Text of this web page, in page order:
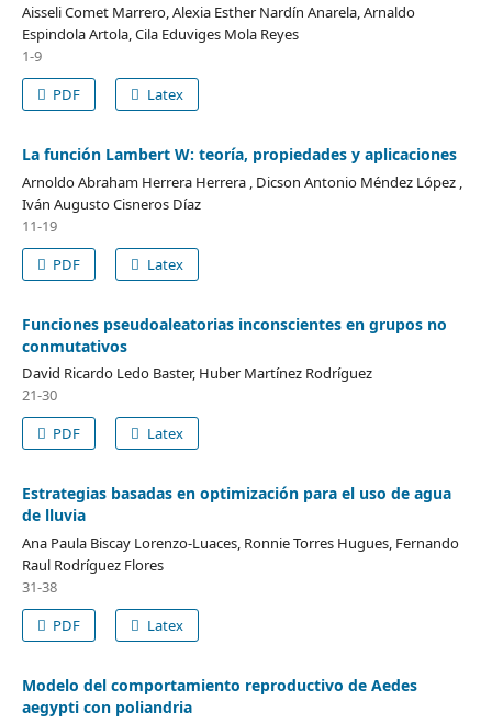
Aisseli Comet Marrero, Alexia Esther Nardín Anarela, Arnaldo
Espindola Artola, Cila Eduviges Mola Reyes
1-9
PDF
Latex
La función Lambert W: teoría, propiedades y aplicaciones
Arnoldo Abraham Herrera Herrera , Dicson Antonio Méndez López ,
Iván Augusto Cisneros Díaz
11-19
PDF
Latex
Funciones pseudoaleatorias inconscientes en grupos no
conmutativos
David Ricardo Ledo Baster, Huber Martínez Rodríguez
21-30
PDF
Latex
Estrategias basadas en optimización para el uso de agua
de lluvia
Ana Paula Biscay Lorenzo-Luaces, Ronnie Torres Hugues, Fernando
Raul Rodríguez Flores
31-38
PDF
Latex
Modelo del comportamiento reproductivo de Aedes
aegypti con poliandria